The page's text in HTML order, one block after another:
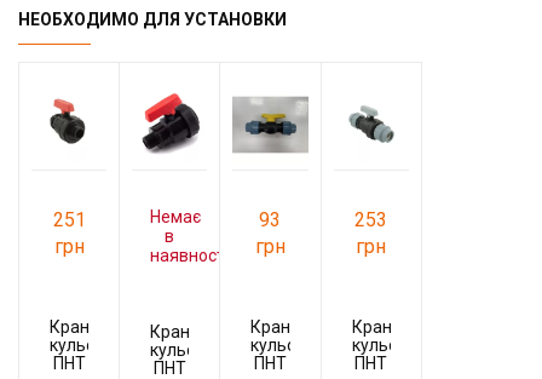
НЕОБХОДИМО ДЛЯ УСТАНОВКИ
251
грн
Кран
кульовий
ПНТ
Немає
в
наявності
Кран
кульовий
ПНТ
93
грн
Кран
кульовий
ПНТ
253
грн
Кран
кульовий
ПНТ